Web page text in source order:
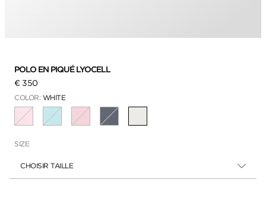
POLO EN PIQUÉ LYOCELL
€ 350
COLOR: WHITE
SIZE
CHOISIR TAILLE